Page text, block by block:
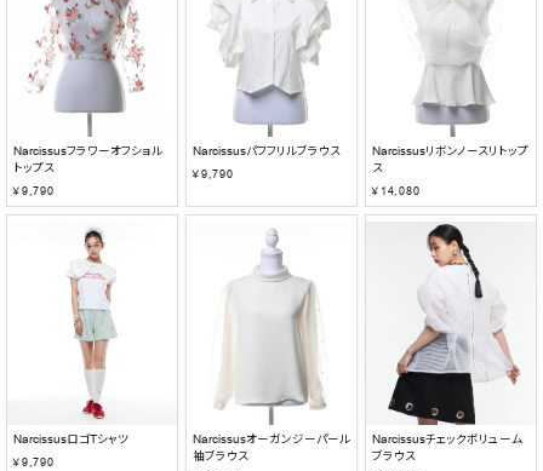
Narcissusフラワーオフショル
トップス
￥9,790
Narcissusパフフリルブラウス
￥9,790
Narcissusリボンノースリトップ
ス
￥14,080
NarcissusロゴTシャツ
￥9,790
Narcissusオーガンジーパール
袖ブラウス
Narcissusチェックボリューム
ブラウス